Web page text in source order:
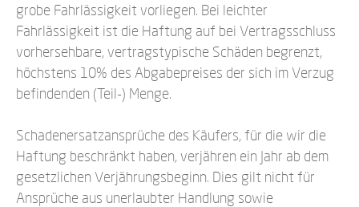
grobe Fahrlässigkeit vorliegen. Bei leichter
Fahrlässigkeit ist die Haftung auf bei Vertragsschluss
vorhersehbare, vertragstypische Schäden begrenzt,
höchstens 10% des Abgabepreises der sich im Verzug
befindenden (Teil-) Menge.
Schadenersatzansprüche des Käufers, für die wir die
Haftung beschränkt haben, verjähren ein Jahr ab dem
gesetzlichen Verjährungsbeginn. Dies gilt nicht für
Ansprüche aus unerlaubter Handlung sowie